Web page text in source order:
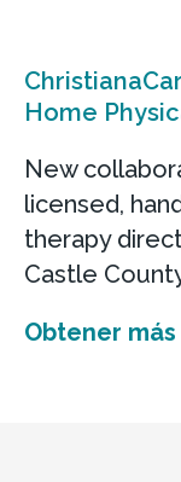
Home
New
licensed,
therapy
Castle
Obtener